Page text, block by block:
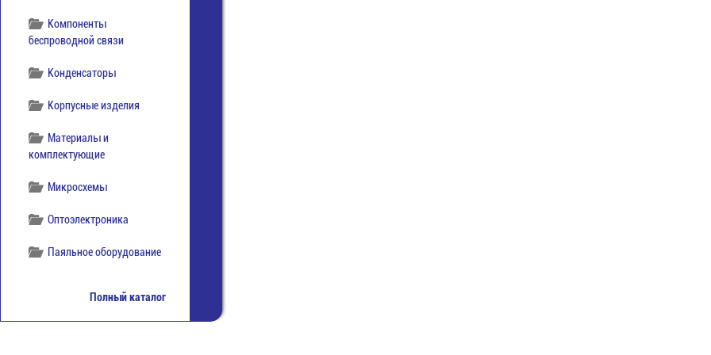
Компоненты
беспроводной связи
Конденсаторы
Корпусные изделия
Материалы и
комплектующие
Микросхемы
Оптоэлектроника
Паяльное оборудование
Полный каталог